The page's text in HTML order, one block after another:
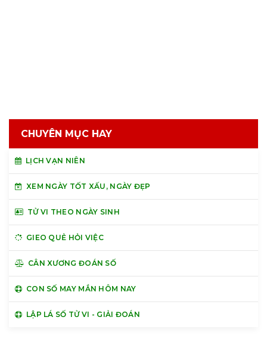
CHUYÊN MỤC HAY
LỊCH VẠN NIÊN
XEM NGÀY TỐT XẤU, NGÀY ĐẸP
TỬ VI THEO NGÀY SINH
GIEO QUẺ HỎI VIỆC
CÂN XƯƠNG ĐOÁN SỐ
CON SỐ MAY MẮN HÔM NAY
LẬP LÁ SỐ TỬ VI - GIẢI ĐOÁN